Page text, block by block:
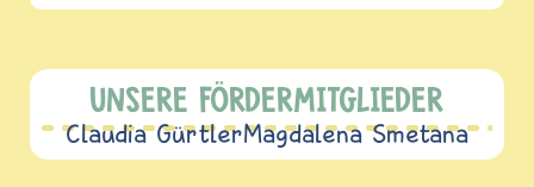
UNSERE FÖRDERMITGLIEDER
Claudia GürtlerMagdalena Smetana